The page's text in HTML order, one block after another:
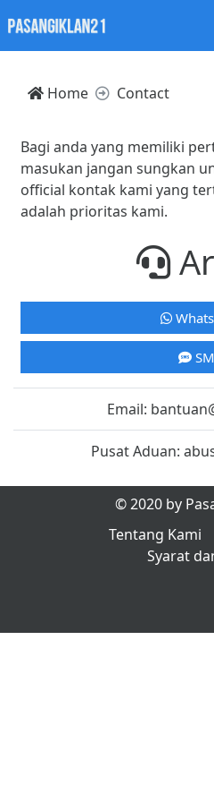
Home Contact
Bagi anda yang memiliki
masukan jangan sungkan
official kontak kami yang
adalah prioritas kami.
Email:
Pusat Aduan:
© 2020 by
Tentang Kami
Syarat